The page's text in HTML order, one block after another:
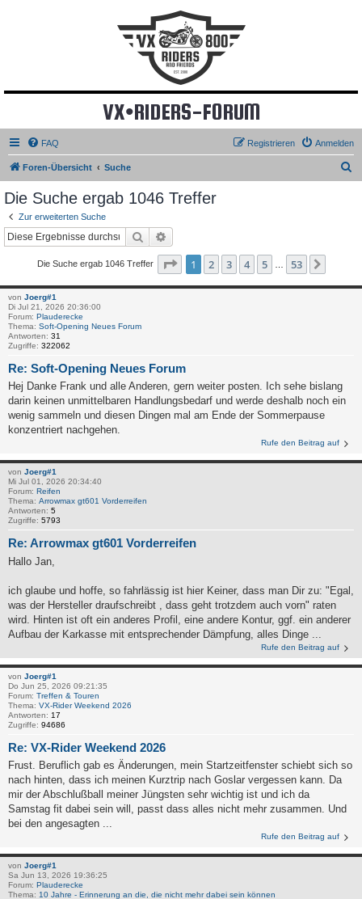
VX•RIDERS-FORUM
FAQ Anmelden
Registrieren
Foren-Übersicht Suche
Die Suche ergab 1046 Treffer
Zur erweiterten Suche
Suche
Die Suche ergab 1046 Treffer Seite 1von 53
1 2 3 4 5 53
von Joerg#1
Di Jul 21, 2026 20:36:00
Forum: Plauderecke
Thema: Soft-Opening Neues Forum
Antworten: 31
Zugriffe: 322062
Re: Soft-Opening Neues Forum
Hej Danke Frank und alle Anderen, gern weiter posten. Ich sehe bislang
darin keinen unmittelbaren Handlungsbedarf und werde deshalb noch ein
wenig sammeln und diesen Dingen mal am Ende der Sommerpause
konzentriert nachgehen.
Rufe den Beitrag auf
von Joerg#1
Mi Jul 01, 2026 20:34:40
Forum: Reifen
Thema: Arrowmax gt601 Vorderreifen
Antworten: 5
Zugriffe: 5793
Re: Arrowmax gt601 Vorderreifen
Hallo Jan,
ich glaube und hoffe, so fahrlässig ist hier Keiner, dass man Dir zu: "Egal,
was der Hersteller draufschreibt , dass geht trotzdem auch vorn" raten
wird. Hinten ist oft ein anderes Profil, eine andere Kontur, ggf. ein anderer
Aufbau der Karkasse mit entsprechender Dämpfung, alles Dinge ...
Rufe den Beitrag auf
von Joerg#1
Do Jun 25, 2026 09:21:35
Forum: Treffen & Touren
Thema: VX-Rider Weekend 2026
Antworten: 17
Zugriffe: 94686
Re: VX-Rider Weekend 2026
Frust. Beruflich gab es Änderungen, mein Startzeitfenster schiebt sich so
nach hinten, dass ich meinen Kurztrip nach Goslar vergessen kann. Da
mir der Abschlußball meiner Jüngsten sehr wichtig ist und ich da
Samstag fit dabei sein will, passt dass alles nicht mehr zusammen. Und
bei den angesagten ...
Rufe den Beitrag auf
von Joerg#1
Sa Jun 13, 2026 19:36:25
Forum: Plauderecke
Thema: 10 Jahre - Erinnerung an die, die nicht mehr dabei sein können